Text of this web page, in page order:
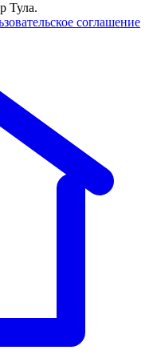
Тула.
соглашение